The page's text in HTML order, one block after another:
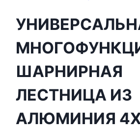
ШАРНИРНАЯ
ЛЕСТНИЦА ИЗ
АЛЮМИНИЯ